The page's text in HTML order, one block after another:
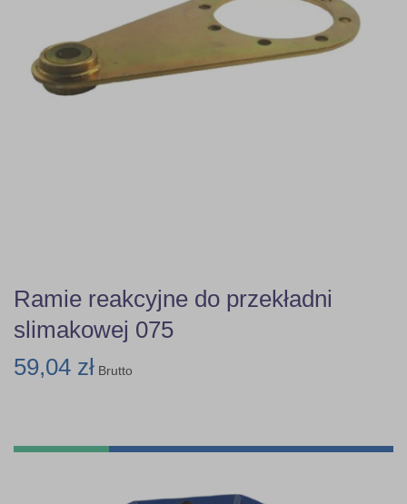
Ramie reakcyjne do przekładni
slimakowej 075
59,04 zł Brutto